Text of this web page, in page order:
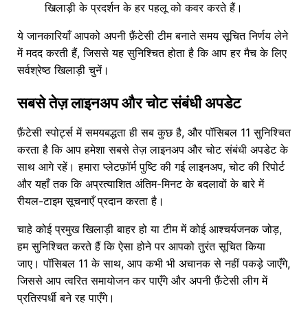
खिलाड़ी के प्रदर्शन के हर पहलू को कवर करते हैं।
ये जानकारियाँ आपको अपनी फ़ैंटेसी टीम बनाते समय सूचित निर्णय लेने
में मदद करती हैं, जिससे यह सुनिश्चित होता है कि आप हर मैच के लिए
सर्वश्रेष्ठ खिलाड़ी चुनें।
सबसे तेज़ लाइनअप और चोट संबंधी अपडेट
फ़ैंटेसी स्पोर्ट्स में समयबद्धता ही सब कुछ है, और पॉसिबल 11 सुनिश्चित
करता है कि आप हमेशा सबसे तेज़ लाइनअप और चोट संबंधी अपडेट के
साथ आगे रहें। हमारा प्लेटफ़ॉर्म पुष्टि की गई लाइनअप, चोट की रिपोर्ट
और यहाँ तक कि अप्रत्याशित अंतिम-मिनट के बदलावों के बारे में
रीयल-टाइम सूचनाएँ प्रदान करता है।
चाहे कोई प्रमुख खिलाड़ी बाहर हो या टीम में कोई आश्चर्यजनक जोड़,
हम सुनिश्चित करते हैं कि ऐसा होने पर आपको तुरंत सूचित किया
जाए। पॉसिबल 11 के साथ, आप कभी भी अचानक से नहीं पकड़े जाएँगे,
जिससे आप त्वरित समायोजन कर पाएँगे और अपनी फ़ैंटेसी लीग में
प्रतिस्पर्धी बने रह पाएँगे।